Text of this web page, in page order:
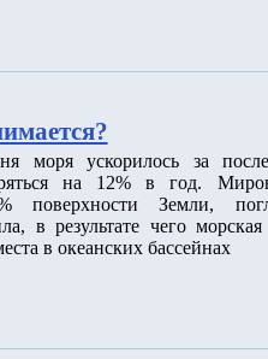
моря ускорилось за
на 12% в год.
поверхности Земли,
в результате чего
в океанских бассейнах